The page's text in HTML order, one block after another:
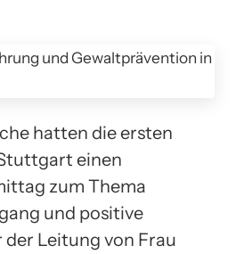
hatten die ersten
einen
zum Thema
und positive
Leitung von Frau